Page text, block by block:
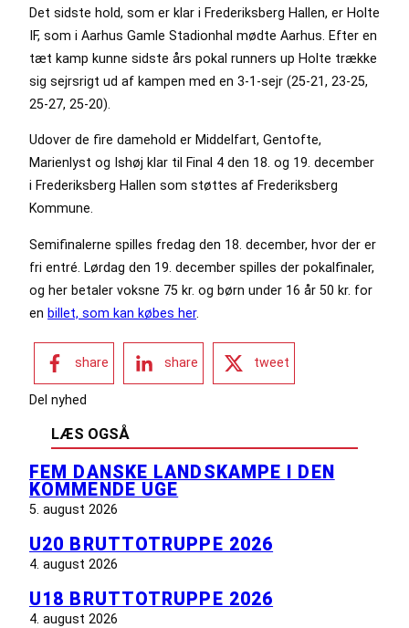
Det sidste hold, som er klar i Frederiksberg Hallen, er Holte
IF, som i Aarhus Gamle Stadionhal mødte Aarhus. Efter en
tæt kamp kunne sidste års pokal runners up Holte trække
sig sejrsrigt ud af kampen med en 3-1-sejr (25-21, 23-25,
25-27, 25-20).
Udover de fire damehold er Middelfart, Gentofte,
Marienlyst og Ishøj klar til Final 4 den 18. og 19. december
i Frederiksberg Hallen som støttes af Frederiksberg
Kommune.
Semifinalerne spilles fredag den 18. december, hvor der er
fri entré. Lørdag den 19. december spilles der pokalfinaler,
og her betaler voksne 75 kr. og børn under 16 år 50 kr. for
en billet, som kan købes her.
share share tweet
Del nyhed
LÆS OGSÅ
FEM DANSKE LANDSKAMPE I DEN
KOMMENDE UGE
5. august 2026
U20 BRUTTOTRUPPE 2026
4. august 2026
U18 BRUTTOTRUPPE 2026
4. august 2026